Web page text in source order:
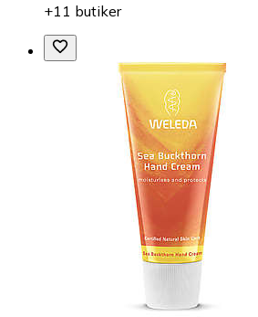
+11 butiker